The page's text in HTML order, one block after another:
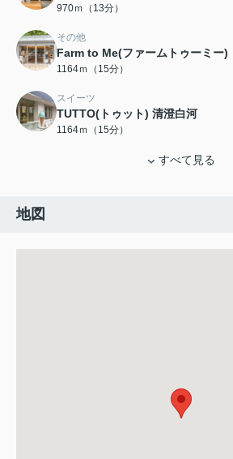
970ｍ（13分）
その他
Farm to Me(ファームトゥーミー)
1164ｍ（15分）
スイーツ
TUTTO(トゥット) 清澄白河
1164ｍ（15分）
すべて見る
地図